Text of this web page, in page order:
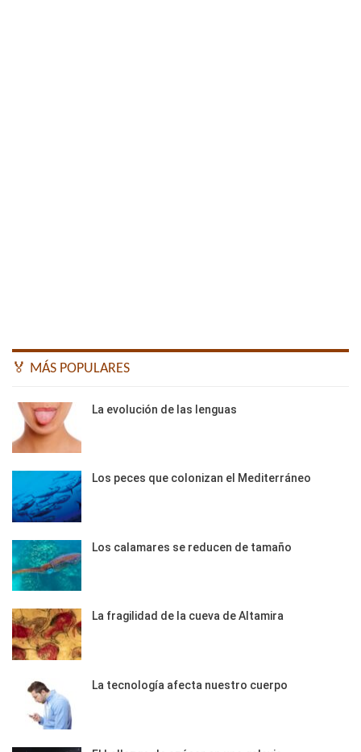
🏅 MÁS POPULARES
La evolución de las lenguas
Los peces que colonizan el Mediterráneo
Los calamares se reducen de tamaño
La fragilidad de la cueva de Altamira
La tecnología afecta nuestro cuerpo